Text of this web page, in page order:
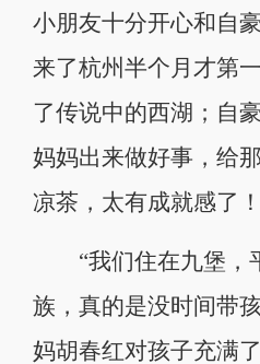
小朋友十分开心和自
来了杭州半个月才第
了传说中的西湖；自
妈妈出来做好事，给
凉茶，太有成就感了！
“我们住在九堡，
族，真的是没时间带
妈胡春红对孩子充满